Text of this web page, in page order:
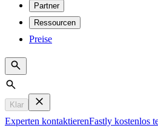
Partner
Ressourcen
Preise
Search
Klar
Experten kontaktierenFastly kostenlos